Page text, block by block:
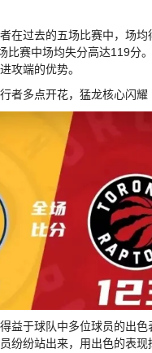
在过去的五场比赛中，场均
比赛中场均失分高达119分
攻端的优势。
者多点开花，猛龙核心闪耀
益于球队中多位球员的出色
纷纷站出来，用出色的表现